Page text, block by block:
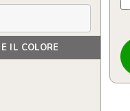
IL COLORE